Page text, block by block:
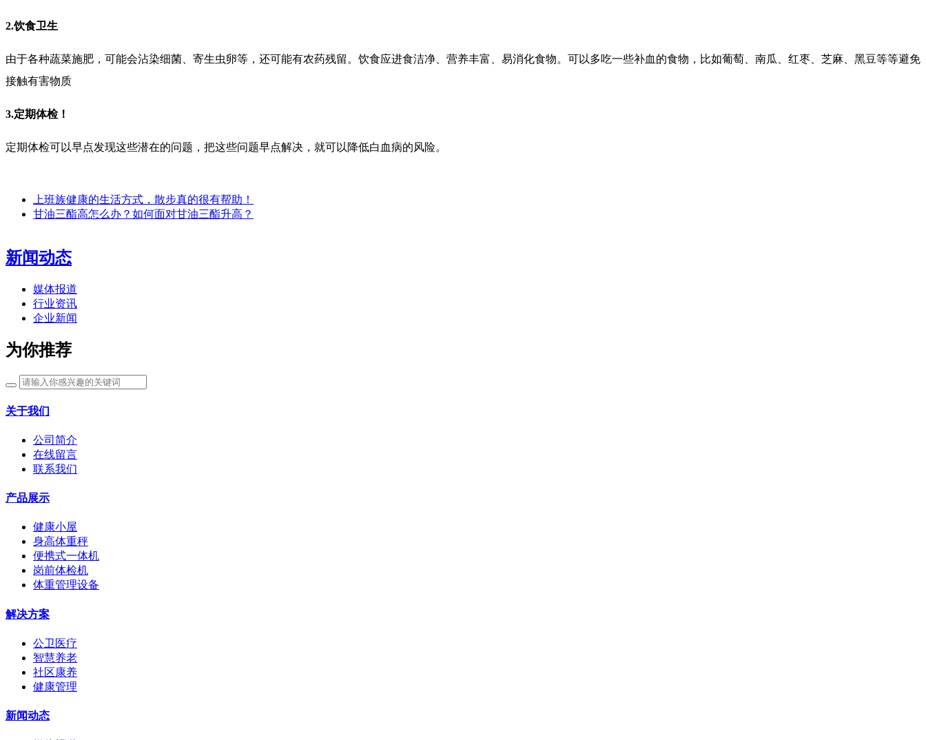
2.饮食卫生
由于各种蔬菜施肥，可能会沾染细菌、寄生虫卵等，还可能有农药残留。饮食应进食洁净、营养丰富、易消化食物。可以多吃一些补血的食物，比如葡萄、南瓜、红枣、芝麻、黑豆等等避免
接触有害物质
3.定期体检！
定期体检可以早点发现这些潜在的问题，把这些问题早点解决，就可以降低白血病的风险。
上班族健康的生活方式，散步真的很有帮助！
甘油三酯高怎么办？如何面对甘油三酯升高？
新闻动态
媒体报道
行业资讯
企业新闻
为你推荐
关于我们
公司简介
在线留言
联系我们
产品展示
健康小屋
身高体重秤
便携式一体机
岗前体检机
体重管理设备
解决方案
公卫医疗
智慧养老
社区康养
健康管理
新闻动态